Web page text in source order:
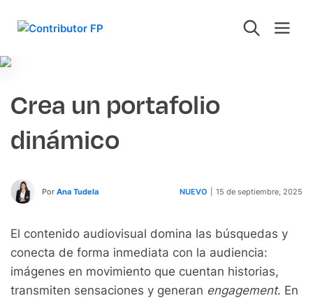
Crea un portafolio
dinámico
Por Ana Tudela NUEVO 15 de septiembre, 2025
El contenido audiovisual domina las búsquedas y
conecta de forma inmediata con la audiencia:
imágenes en movimiento que cuentan historias,
transmiten sensaciones y generan engagement. En